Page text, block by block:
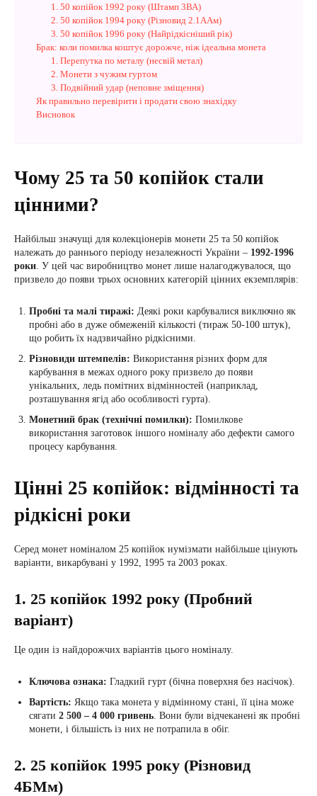
1. 50 копійок 1992 року (Штамп 3ВА)
2. 50 копійок 1994 року (Різновид 2.1ААм)
3. 50 копійок 1996 року (Найрідкісніший рік)
Брак: коли помилка коштує дорожче, ніж ідеальна монета
1. Перепутка по металу (несвій метал)
2. Монети з чужим гуртом
3. Подвійний удар (неповне зміщення)
Як правильно перевірити і продати свою знахідку
Висновок
Чому 25 та 50 копійок стали
цінними?
Найбільш значущі для колекціонерів монети 25 та 50 копійок
належать до раннього періоду незалежності України – 1992-1996
роки. У цей час виробництво монет лише налагоджувалося, що
призвело до появи трьох основних категорій цінних екземплярів:
Пробні та малі тиражі: Деякі роки карбувалися виключно як
пробні або в дуже обмеженій кількості (тираж 50-100 штук),
що робить їх надзвичайно рідкісними.
Різновиди штемпелів: Використання різних форм для
карбування в межах одного року призвело до появи
унікальних, ледь помітних відмінностей (наприклад,
розташування ягід або особливості гурта).
Монетний брак (технічні помилки): Помилкове
використання заготовок іншого номіналу або дефекти самого
процесу карбування.
Цінні 25 копійок: відмінності та
рідкісні роки
Серед монет номіналом 25 копійок нумізмати найбільше цінують
варіанти, викарбувані у 1992, 1995 та 2003 роках.
1. 25 копійок 1992 року (Пробний
варіант)
Це один із найдорожчих варіантів цього номіналу.
Ключова ознака: Гладкий гурт (бічна поверхня без насічок).
Вартість: Якщо така монета у відмінному стані, її ціна може
сягати 2 500 – 4 000 гривень. Вони були відчеканені як пробні
монети, і більшість із них не потрапила в обіг.
2. 25 копійок 1995 року (Різновид
4БМм)